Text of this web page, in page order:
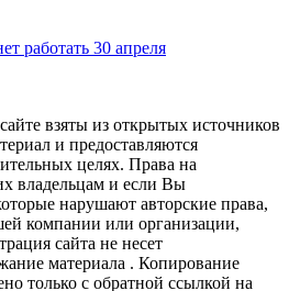
работать 30 апреля
взяты из открытых источников
и предоставляются
целях. Права на
владельцам и если Вы
нарушают авторские права,
компании или организации,
сайта не несет
материала . Копирование
только с обратной ссылкой на